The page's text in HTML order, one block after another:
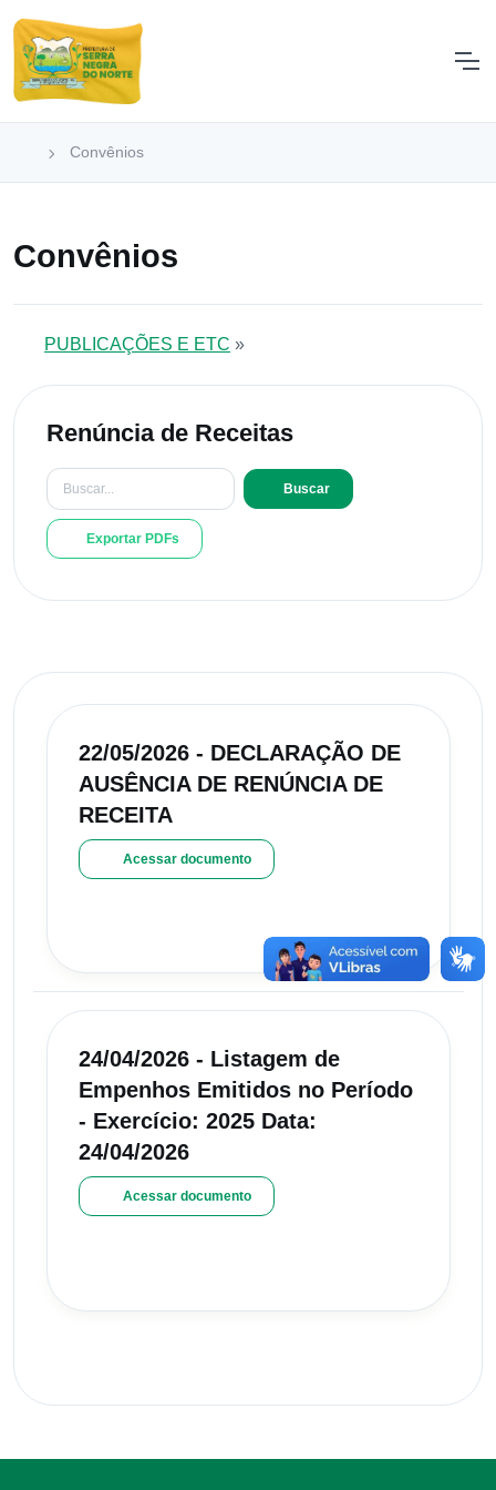
Convênios
Convênios
PUBLICAÇÕES E ETC »
Renúncia de Receitas
Buscar
Exportar PDFs
22/05/2026 - DECLARAÇÃO DE
AUSÊNCIA DE RENÚNCIA DE
RECEITA
Acessar documento
24/04/2026 - Listagem de
Empenhos Emitidos no Período
- Exercício: 2025 Data:
24/04/2026
Acessar documento